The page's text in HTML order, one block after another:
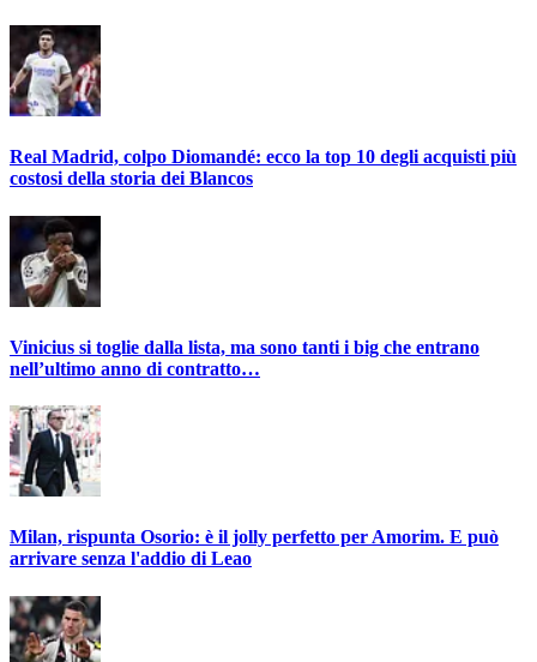
Real Madrid, colpo Diomandé: ecco la top 10 degli acquisti più
costosi della storia dei Blancos
Vinicius si toglie dalla lista, ma sono tanti i big che entrano
nell’ultimo anno di contratto…
Milan, rispunta Osorio: è il jolly perfetto per Amorim. E può
arrivare senza l'addio di Leao